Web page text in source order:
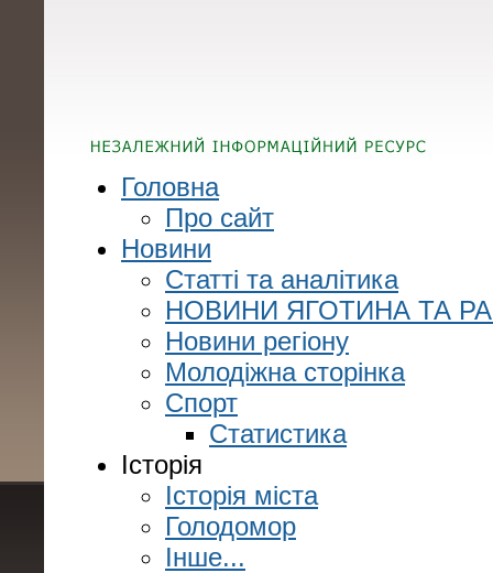
Головна
Про сайт
Новини
Статті та аналітика
НОВИНИ ЯГОТИНА ТА
Новини регіону
Молодіжна сторінка
Спорт
Статистика
Історія
Історія міста
Голодомор
Інше...